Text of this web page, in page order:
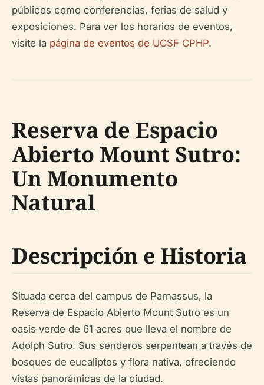
públicos como conferencias, ferias de salud y
exposiciones. Para ver los horarios de eventos,
visite la página de eventos de UCSF CPHP.
Reserva de Espacio
Abierto Mount Sutro:
Un Monumento
Natural
Descripción e Historia
Situada cerca del campus de Parnassus, la
Reserva de Espacio Abierto Mount Sutro es un
oasis verde de 61 acres que lleva el nombre de
Adolph Sutro. Sus senderos serpentean a través de
bosques de eucaliptos y flora nativa, ofreciendo
vistas panorámicas de la ciudad.